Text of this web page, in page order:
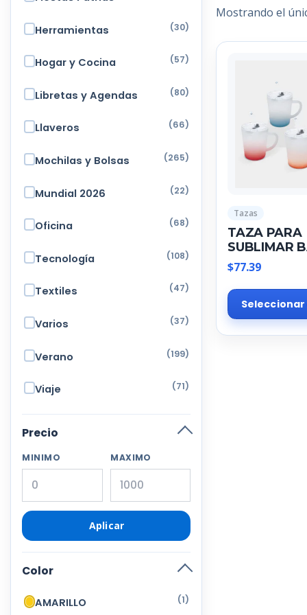
Herramientas (30)
Hogar y Cocina (57)
Libretas y Agendas (80)
Llaveros (66)
Mochilas y Bolsas (265)
Mundial 2026 (22)
Oficina (68)
Tecnología (108)
Textiles (47)
Varios (37)
Verano (199)
Viaje (71)
Precio
MINIMO MAXIMO
Aplicar
Color
AMARILLO (1)
Mostrando el
Tazas
TAZA PARA
SUBLIMAR
$77.39